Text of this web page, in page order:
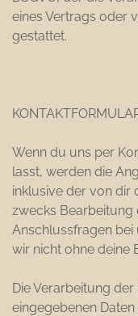
eines Vertrags oder
gestattet.
Wenn du uns per
lasst, werden die
inklusive der von dir
zwecks Bearbeitung
Anschlussfragen bei
wir nicht ohne deine
Die Verarbeitung
eingegebenen